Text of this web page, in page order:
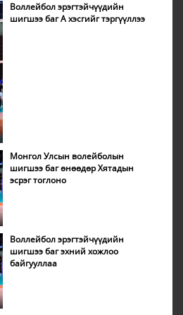
Воллейбол эрэгтэйчүүдийн
шигшээ баг А хэсгийг тэргүүллээ
Монгол Улсын волейболын
шигшээ баг өнөөдөр Хятадын
эсрэг тоглоно
Воллейбол эрэгтэйчүүдийн
шигшээ баг эхний хожлоо
байгууллаа